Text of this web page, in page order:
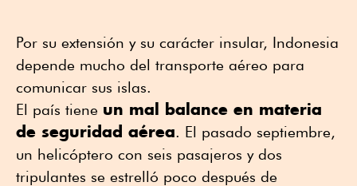
Por su extensión y su carácter insular, Indonesia
depende mucho del transporte aéreo para
comunicar sus islas.
El país tiene un mal balance en materia
de seguridad aérea. El pasado septiembre,
un helicóptero con seis pasajeros y dos
tripulantes se estrelló poco después de